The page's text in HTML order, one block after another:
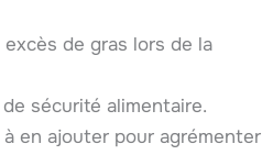
de gras lors de la
sécurité alimentaire.
en ajouter pour agrémenter